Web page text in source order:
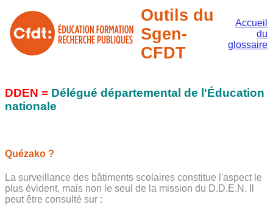
Outils du
Sgen-
CFDT
Accueil
du
glossaire
DDEN = Délégué départemental de l'Éducation
nationale
Quézako ?
La surveillance des bâtiments scolaires constitue l'aspect le
plus évident, mais non le seul de la mission du D.D.E.N. Il
peut être consulté sur :